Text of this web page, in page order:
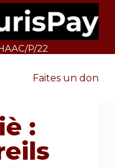
P/22
Faites un don
: